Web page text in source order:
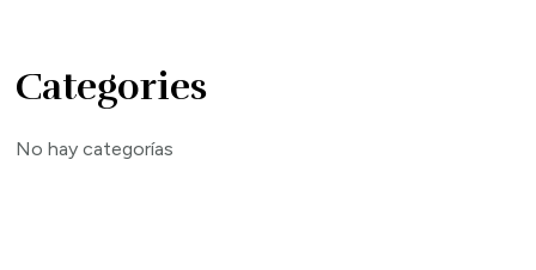
Categories
No hay categorías